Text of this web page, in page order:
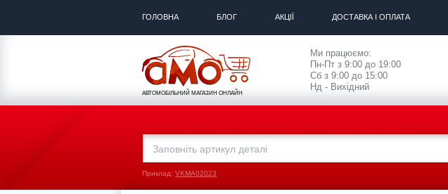
ГОЛОВНА БЛОГ АКЦІЇ ДОСТАВКА І ОПЛАТА
АВТОМОБІЛЬНИЙ МАГАЗИН ОНЛАЙН
Ми працюємо:
Пн-Пт з 9:00 до 19:00
Сб з 9:00 до 15:00
Нд - Вихідний
Приклад: VKMA02023